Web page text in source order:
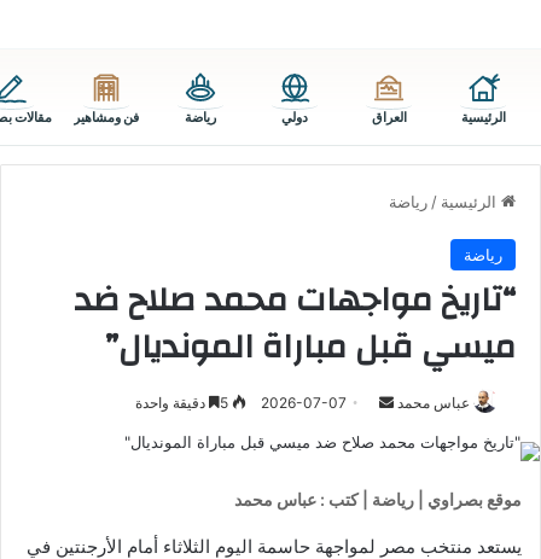
الرئيسية العراق دولي رياضة فن ومشاهير مقالات
الرئيسية / رياضة
رياضة
“تاريخ مواجهات محمد صلاح ضد
ميسي قبل مباراة المونديال”
عباس محمد
أرسل 2026-07-07 دقيقة واحدة
موقع بصراوي | رياضة | كتب : عباس محمد
يستعد منتخب مصر لمواجهة حاسمة اليوم الثلاثاء أمام الأرجنتين في